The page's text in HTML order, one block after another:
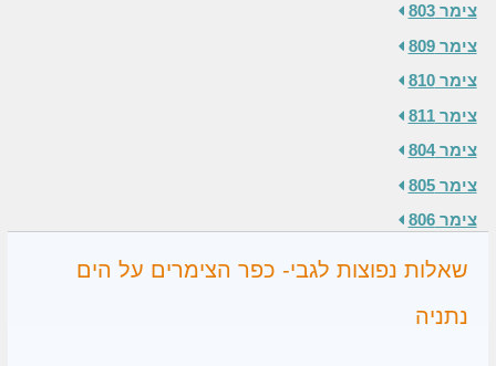
צימר 803
צימר 809
צימר 810
צימר 811
צימר 804
צימר 805
צימר 806
שאלות נפוצות לגבי- כפר הצימרים על הים
נתניה